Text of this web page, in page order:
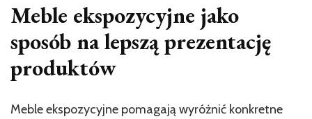
Meble ekspozycyjne jako
sposób na lepszą prezentację
produktów
Meble ekspozycyjne pomagają wyróżnić konkretne